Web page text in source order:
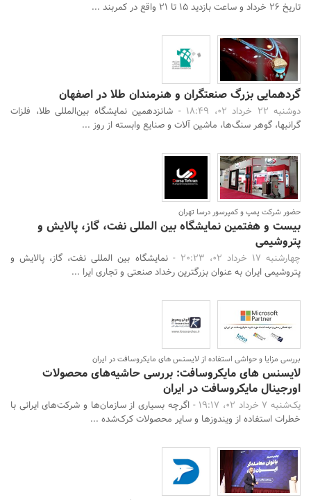
تاریخ 26 خرداد و ساعت بازدید 15 تا 21 واقع در کمربند ...
گردهمایی بزرگ صنعت‎گران و هنرمندان طلا در اصفهان
دوشنبه 22 خرداد 02، 18:49 -
شانزدهمین نمایشگاه بین‌المللی طلا، فلزات
گرانبها، گوهر سنگ‌ها، ماشین آلات و صنایع وابسته از روز ...
حضور شرکت پمپ و کمپرسور درسا تهران
بیست و هفتمین نمایشگاه بین المللی نفت، گاز، پالایش و
پتروشیمی
چهارشنبه 17 خرداد 02، 20:23 -
نمایشگاه بین المللی نفت، گاز، پالایش و
پتروشیمی ایران به عنوان بزرگترین رخداد صنعتی و تجاری ایرا ...
بررسی مزایا و حواشی استفاده از لایسنس های مایکروسافت در ایران
لایسنس های مایکروسافت: بررسی حاشیه‌های محصولات
اورجینال مایکروسافت در ایران
یک‌شنبه 7 خرداد 02، 19:17 -
اگرچه بسیاری از سازمان‌ها و شرکت‌های ایرانی با
خطرات استفاده از ویندوزها و سایر محصولات کرک‌شده‌ ...